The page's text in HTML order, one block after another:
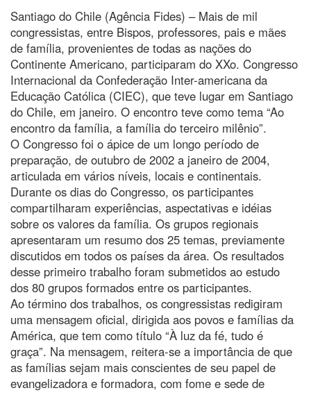
Santiago do Chile (Agência Fides) – Mais de mil
congressistas, entre Bispos, professores, pais e mães
de família, provenientes de todas as nações do
Continente Americano, participaram do XXo. Congresso
Internacional da Confederação Inter-americana da
Educação Católica (CIEC), que teve lugar em Santiago
do Chile, em janeiro. O encontro teve como tema “Ao
encontro da família, a família do terceiro milênio”.
O Congresso foi o ápice de um longo período de
preparação, de outubro de 2002 a janeiro de 2004,
articulada em vários níveis, locais e continentais.
Durante os dias do Congresso, os participantes
compartilharam experiências, aspectativas e idéias
sobre os valores da família. Os grupos regionais
apresentaram um resumo dos 25 temas, previamente
discutidos em todos os países da área. Os resultados
desse primeiro trabalho foram submetidos ao estudo
dos 80 grupos formados entre os participantes.
Ao término dos trabalhos, os congressistas redigiram
uma mensagem oficial, dirigida aos povos e famílias da
América, que tem como título “À luz da fé, tudo é
graça”. Na mensagem, reitera-se a importância de que
as famílias sejam mais conscientes de seu papel de
evangelizadora e formadora, com fome e sede de